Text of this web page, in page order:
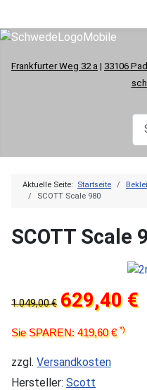
Frankfurter Weg 32 a | 33106
Aktuelle Seite: Startseite
SCOTT Scale 980
SCOTT Scale
1.049,00 € 629,40 €
Sie SPAREN: 419,60 €*)
zzgl. Versandkosten
Hersteller: Scott